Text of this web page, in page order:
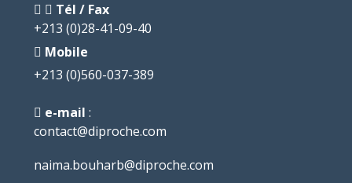
Tél / Fax
+213 (0)28-41-09-40
Mobile
+213 (0)560-037-389
e-mail :
contact@diproche.com
naima.bouharb@diproche.com